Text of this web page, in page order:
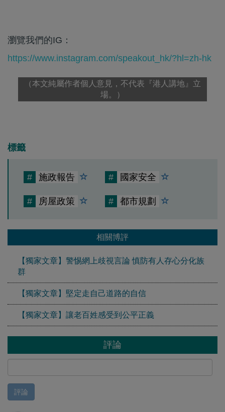
瀏覽我們的IG：
https://www.instagram.com/speakout_hk/?hl=zh-hk
（本文純屬作者個人意見，不代表『港人講地』立
場。）
標籤
# 施政報告 # 國家安全
# 房屋政策 # 都市規劃
相關博評
【獨家文章】警惕網上歧視言論 慎防有人存心分化族
群
【獨家文章】堅定走自己道路的自信
【獨家文章】讓老百姓感受到公平正義
評論
評論